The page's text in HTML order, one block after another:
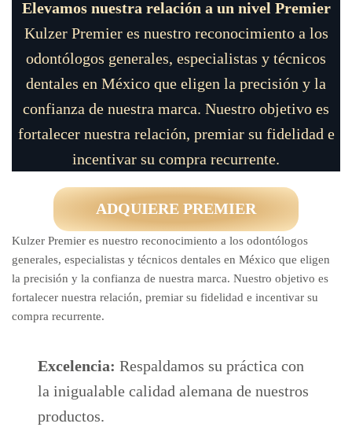
Elevamos nuestra relación a un nivel Premier
Kulzer Premier es nuestro reconocimiento a los
odontólogos generales, especialistas y técnicos
dentales en México que eligen la precisión y la
confianza de nuestra marca. Nuestro objetivo es
fortalecer nuestra relación, premiar su fidelidad e
incentivar su compra recurrente.
ADQUIERE PREMIER
Kulzer Premier es nuestro reconocimiento a los odontólogos
generales, especialistas y técnicos dentales en México que eligen
la precisión y la confianza de nuestra marca. Nuestro objetivo es
fortalecer nuestra relación, premiar su fidelidad e incentivar su
compra recurrente.
Excelencia: Respaldamos su práctica con
la inigualable calidad alemana de nuestros
productos.